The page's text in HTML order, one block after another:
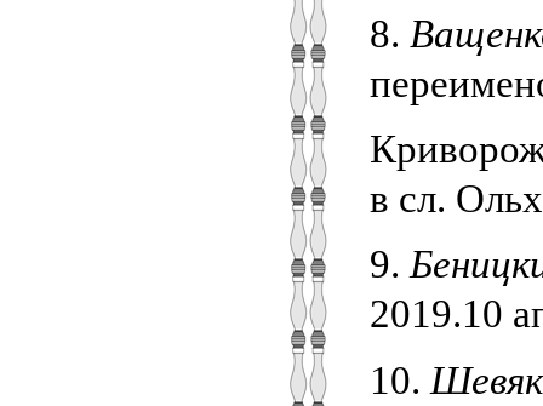
8.
в сл.
9.
2019.10
10.